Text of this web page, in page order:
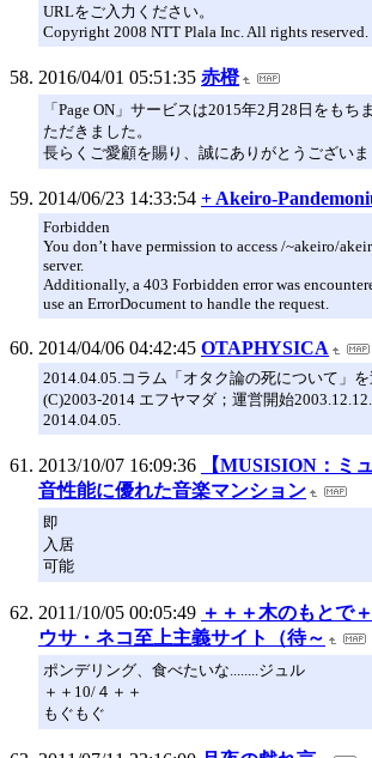
URLをご入力ください。
Copyright 2008 NTT Plala Inc. All rights reserved.
2016/04/01 05:51:35 赤橙
「Page ON」サービスは2015年2月28日をもち
ただきました。
長らくご愛顧を賜り、誠にありがとうございま
2014/06/23 14:33:54 + Akeiro-
Forbidden
You don’t have permission to access /~akeiro/
server.
Additionally, a 403 Forbidden error was
use an ErrorDocument to handle the request.
2014/04/06 04:42:45 OTAPHYSICA
2014.04.05.コラム「オタク論の死について」を
(C)2003-2014 エフヤマダ；運営開始
2014.04.05.
2013/10/07 16:09:36
【MUSISION：ミ
音性能に優れた音楽マンション
即
入居
可能
2011/10/05 00:05:49 ＋＋＋木のもとで
ウサ・ネコ至上主義サイト（待～
ポンデリング、食べたいな........ジュル
＋＋10/４＋＋
もぐもぐ